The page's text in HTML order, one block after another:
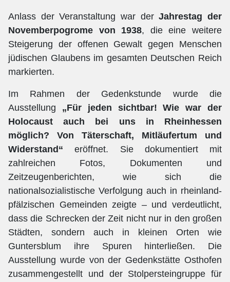
Anlass der Veranstaltung war derJahrestag der
Novemberpogrome von 1938, die eine weitere
Steigerung der offenen Gewalt gegen Menschen
jüdischen Glaubens im gesamten Deutschen Reich
markierten.
Im Rahmen der Gedenkstunde wurde die
Ausstellung „Für jeden sichtbar! Wie war der
Holocaust auch bei uns in Rheinhessen
möglich? Von Täterschaft, Mitläufertum und
Widerstand“ eröffnet. Sie dokumentiert mit
zahlreichen Fotos, Dokumenten und
Zeitzeugenberichten, wie sich die
nationalsozialistische Verfolgung auch in rheinland-
pfälzischen Gemeinden zeigte – und verdeutlicht,
dass die Schrecken der Zeit nicht nur in den großen
Städten, sondern auch in kleinen Orten wie
Guntersblum ihre Spuren hinterließen. Die
Ausstellung wurde von der Gedenkstätte Osthofen
zusammengestellt und der Stolpersteingruppe für